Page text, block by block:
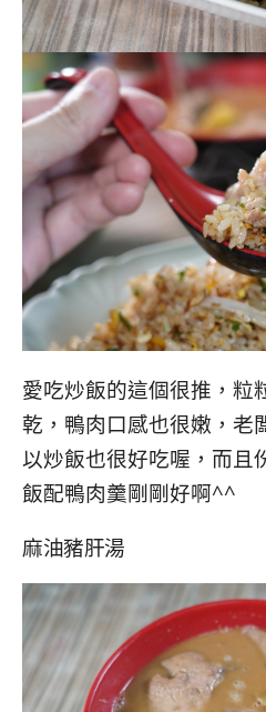
愛吃炒飯的這個很推，粒
乾，鴨肉口感也很嫩，老
以炒飯也很好吃喔，而且
飯配鴨肉羹剛剛好啊^^
麻油豬肝湯